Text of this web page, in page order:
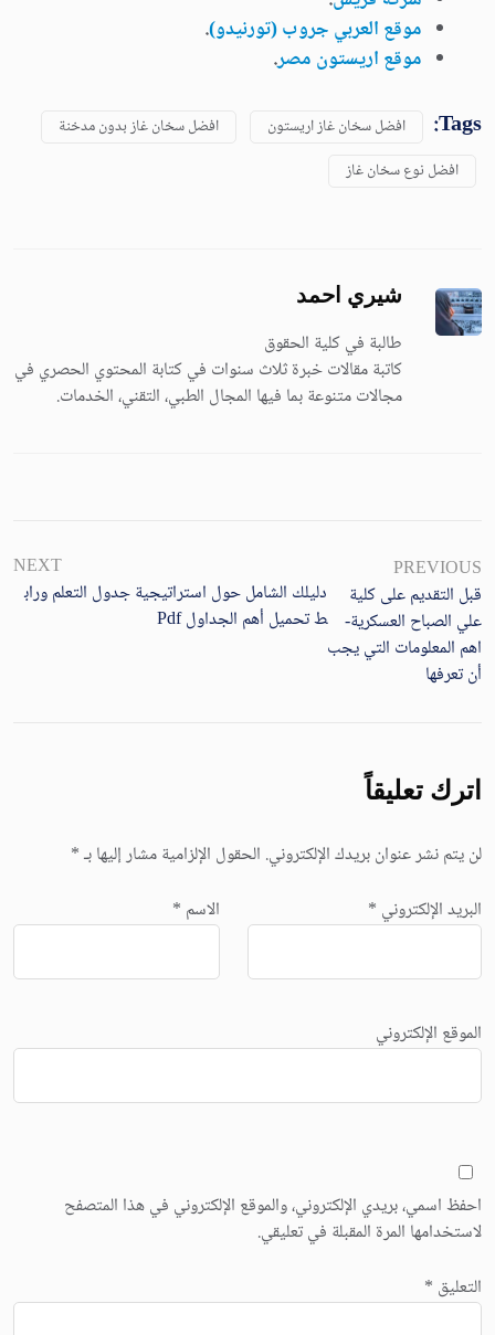
موقع العربي جروب (تورنيدو).
موقع اريستون مصر.
Tags: افضل سخان غاز اريستون
افضل سخان غاز بدون مدخنة
افضل نوع سخان غاز
شيري احمد
طالبة في كلية الحقوق
كاتبة مقالات خبرة ثلاث سنوات في كتابة المحتوي الحصري في
مجالات متنوعة بما فيها المجال الطبي، التقني، الخدمات.
PREVIOUS
قبل التقديم على كلية
علي الصباح العسكرية-
اهم المعلومات التي يجب
أن تعرفها
NEXT
دليلك الشامل حول استراتيجية جدول التعلم وراب
ط تحميل أهم الجداول Pdf
اترك تعليقاً
لن يتم نشر عنوان بريدك الإلكتروني. الحقول الإلزامية مشار إليها بـ*
الاسم * البريد الإلكتروني *
الموقع الإلكتروني
احفظ اسمي، بريدي الإلكتروني، والموقع الإلكتروني في هذا المتصفح
لاستخدامها المرة المقبلة في تعليقي.
التعليق *